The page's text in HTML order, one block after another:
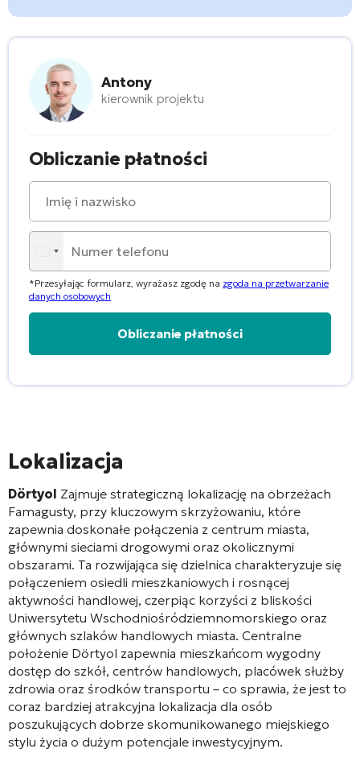
Antony
kierownik projektu
Obliczanie płatności
*Przesyłając formularz, wyrażasz zgodę na zgoda na przetwarzanie
danych osobowych
Lokalizacja
Dörtyol Zajmuje strategiczną lokalizację na obrzeżach
Famagusty, przy kluczowym skrzyżowaniu, które
zapewnia doskonałe połączenia z centrum miasta,
głównymi sieciami drogowymi oraz okolicznymi
obszarami. Ta rozwijająca się dzielnica charakteryzuje się
połączeniem osiedli mieszkaniowych i rosnącej
aktywności handlowej, czerpiąc korzyści z bliskości
Uniwersytetu Wschodniośródziemnomorskiego oraz
głównych szlaków handlowych miasta. Centralne
położenie Dörtyol zapewnia mieszkańcom wygodny
dostęp do szkół, centrów handlowych, placówek służby
zdrowia oraz środków transportu – co sprawia, że jest to
coraz bardziej atrakcyjna lokalizacja dla osób
poszukujących dobrze skomunikowanego miejskiego
stylu życia o dużym potencjale inwestycyjnym.